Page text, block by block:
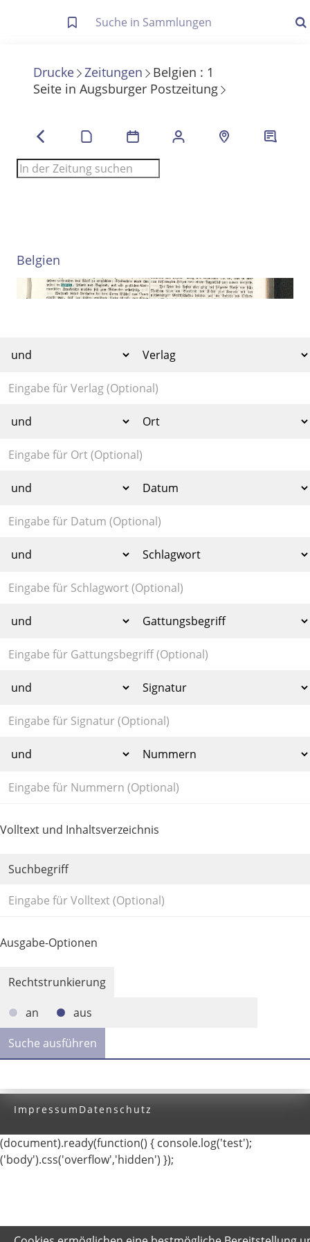
Letzte Trefferliste
Die letzte Trefferliste besteht aus Ihrer letzten Suche, samt
Anzeigen
Zuletzt gesucht
Info zu Suchanfragen
Volltext und Inhaltsverzeichnis
Suchbegriff
Ausgabe-Optionen
Rechtstrunkierung
an
aus
Drucke Zeitungen Belgien : 1
Seite in Augsburger Postzeitung
Belgien
Impressum Datenschutz
(document).ready(function() { console.log('test');
('body').css('overflow','hidden') });